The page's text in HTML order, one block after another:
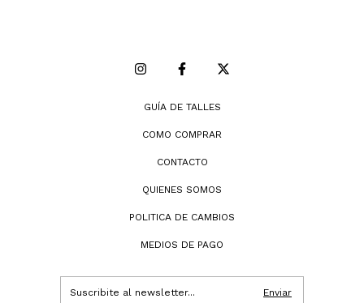
GUÍA DE TALLES
COMO COMPRAR
CONTACTO
QUIENES SOMOS
POLITICA DE CAMBIOS
MEDIOS DE PAGO